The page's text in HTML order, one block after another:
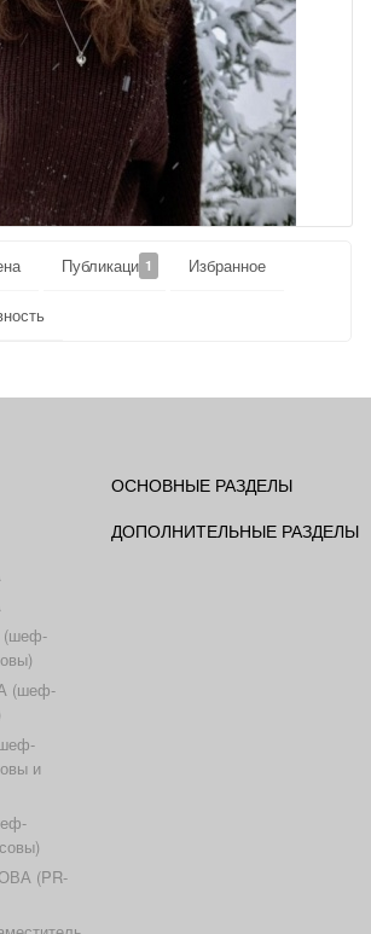
Публикации1 Избранное
(шеф-
и
(PR-
ОСНОВНЫЕ РАЗДЕЛЫ
ДОПОЛНИТЕЛЬНЫЕ РАЗДЕЛЫ